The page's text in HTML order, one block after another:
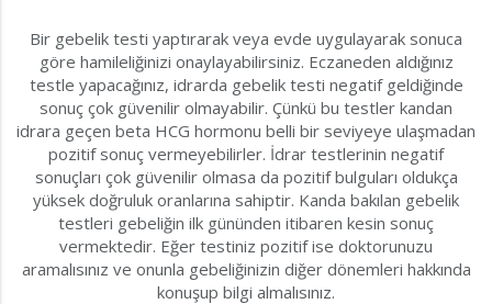
Bir gebelik testi yaptırarak veya evde uygulayarak sonuca
göre hamileliğinizi onaylayabilirsiniz. Eczaneden aldığınız
testle yapacağınız, idrarda gebelik testi negatif geldiğinde
sonuç çok güvenilir olmayabilir. Çünkü bu testler kandan
idrara geçen beta HCG hormonu belli bir seviyeye ulaşmadan
pozitif sonuç vermeyebilirler. İdrar testlerinin negatif
sonuçları çok güvenilir olmasa da pozitif bulguları oldukça
yüksek doğruluk oranlarına sahiptir. Kanda bakılan gebelik
testleri gebeliğin ilk gününden itibaren kesin sonuç
vermektedir. Eğer testiniz pozitif ise doktorunuzu
aramalısınız ve onunla gebeliğinizin diğer dönemleri hakkında
konuşup bilgi almalısınız.